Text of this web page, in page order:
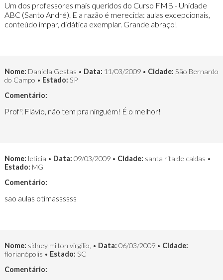
Um dos professores mais queridos do Curso FMB - Unidade
ABC (Santo André). E a razão é merecida: aulas excepcionais,
conteúdo ímpar, didática exemplar. Grande abraço!
Nome: Daniela Gestas • Data: 11/03/2009 • Cidade: São Bernardo
do Campo • Estado: SP
Comentário:
Profº. Flávio, não tem pra ninguém! É o melhor!
Nome: leticia • Data: 09/03/2009 • Cidade: santa rita de caldas •
Estado: MG
Comentário:
sao aulas otimassssss
Nome: sidney milton virgilio, • Data: 06/03/2009 • Cidade:
florianópolis • Estado: SC
Comentário: